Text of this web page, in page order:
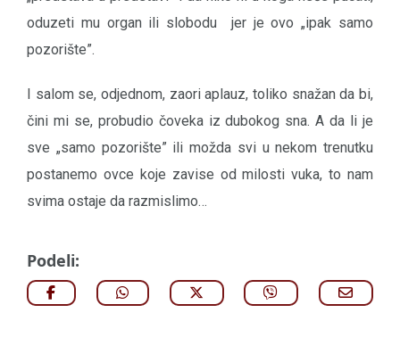
oduzeti mu organ ili slobodu jer je ovo „ipak samo
pozorište”.
I salom se, odjednom, zaori aplauz, toliko snažan da bi,
čini mi se, probudio čoveka iz dubokog sna. A da li je
sve „samo pozorište” ili možda svi u nekom trenutku
postanemo ovce koje zavise od milosti vuka, to nam
svima ostaje da razmislimo…
Podeli: